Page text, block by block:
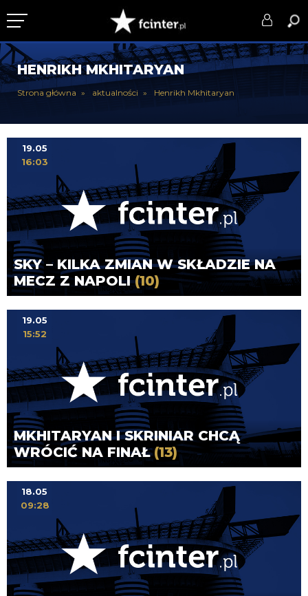
KLUB
DRUŻYNA
PUCHARY
DLA TIFOSICH
SERWIS
HENRIKH MKHITARYAN
Strona główna aktualności Henrikh Mkhitaryan
SKY – KILKA ZMIAN W SKŁADZIE NA
MECZ Z NAPOLI(10)
19.05
16:03
MKHITARYAN I SKRINIAR CHCĄ
WRÓCIĆ NA FINAŁ(13)
19.05
15:52
18.05
09:28